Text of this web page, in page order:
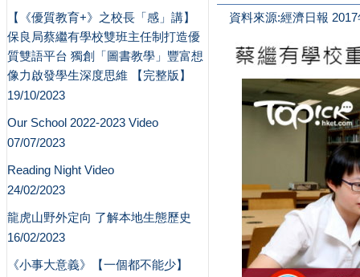
【《優質教育+》之校長「感」講】
保良局蔡繼有學校雙班主任制打造優
質雙語平台 獨創「圖書教學」豐富想
像力啟發學生深度思維 【完整版】
19/10/2023
Our School 2022-2023 Video
07/07/2023
Reading Night Video
24/02/2023
龍虎山野外定向 了解本地生態歷史
16/02/2023
《小事大意義》【一個都不能少】
資料來源:經濟日報